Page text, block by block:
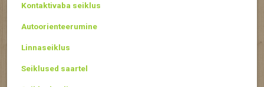
Kontaktivaba seiklus
Autoorienteerumine
Linnaseiklus
Seiklused saartel